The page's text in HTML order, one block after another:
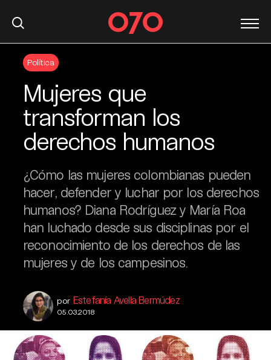
Política
Mujeres que
transforman los
derechos humanos
¿Cómo las mujeres colombianas pueden
hacer, defender y luchar por los derechos
humanos? Diana Rodríguez y María Roa
han luchado desde sus disciplinas por el
reconocimiento de los derechos de las
mujeres y de los campesinos.
por Estefanía Avella Bermúdez
05.03.2018